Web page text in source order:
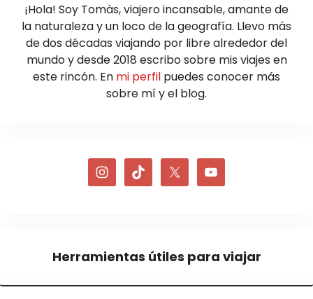
¡Hola! Soy Tomàs, viajero incansable, amante de
la naturaleza y un loco de la geografía. Llevo más
de dos décadas viajando por libre alrededor del
mundo y desde 2018 escribo sobre mis viajes en
este rincón. En mi perfil puedes conocer más
sobre mí y el blog.
Herramientas útiles para viajar